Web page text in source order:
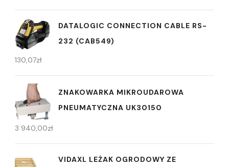
DATALOGIC CONNECTION CABLE RS-
232 (CAB549)
130,07zł
ZNAKOWARKA MIKROUDAROWA
PNEUMATYCZNA UK30150
3 940,00zł
VIDAXL LEŻAK OGRODOWY ZE